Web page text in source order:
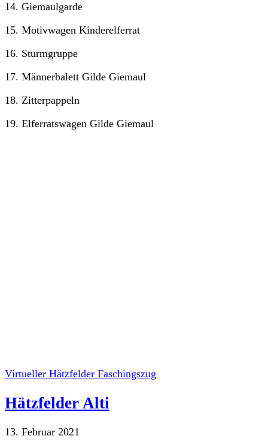
14. Giemaulgarde
15. Motivwagen Kinderelferrat
16. Sturmgruppe
17. Männerbalett Gilde Giemaul
18. Zitterpappeln
19. Elferratswagen Gilde Giemaul
Virtueller Hätzfelder Faschingszug
Hätzfelder Alti
13. Februar 2021